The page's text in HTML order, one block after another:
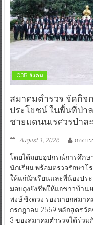
CSR-สังคม
สมาคมตำรวจ จัดกิจ
ประโยชน์ ในพื้นที่ป่า
ชายแดนนเรศวรป่าล
August 1, 2026 กองบ
โดยได้มอบอุปกรณ์การศึกษ
นักเรียน พร้อมตรวจรักษา
ให้แก่นักเรียนและพี่น้องป
มอบถุงยังชีพให้แก่ชาวบ้าน
พงษ์ ชิงดวง รองนายกสมาค
กรกฎาคม 2569 หลักสูตรวั
3 ของสมาคมตำรวจได้ร่ว